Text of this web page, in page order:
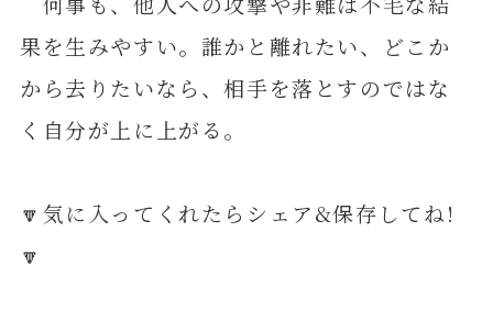
果を生みやすい。誰かと離れたい、どこか
から去りたいなら、相手を落とすのではな
く自分が上に上がる。
🔽気に入ってくれたらシェア&保存してね!
🔽